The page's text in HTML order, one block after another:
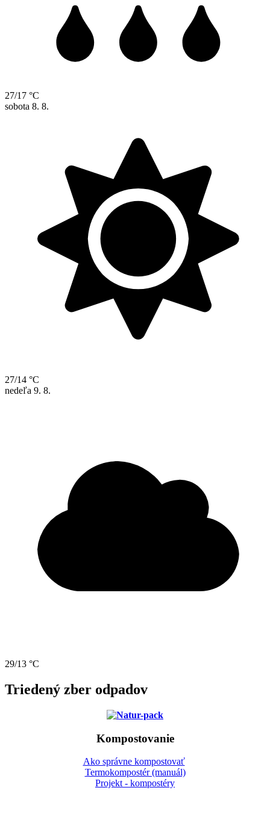
27/17 °C
sobota 8. 8.
27/14 °C
nedeľa 9. 8.
29/13 °C
Triedený zber odpadov
Kompostovanie
Ako správne kompostovať
Termokompostér (manuál)
Projekt - kompostéry